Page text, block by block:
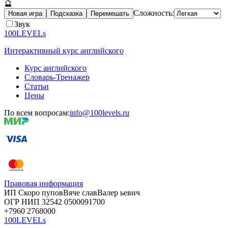
🔮
Новая игра Подсказка Перемешать Сложность:
Звук
100LEVELs
Интерактивный курс английского
Курс английского
Словарь-Тренажер
Статьи
Цены
По всем вопросам:info@100levels.ru
Правовая информация
ИП Скоро пуповВяче славВалер ьевич
ОГР НИП 32542 0500091700
+7960 2768000
100LEVELs